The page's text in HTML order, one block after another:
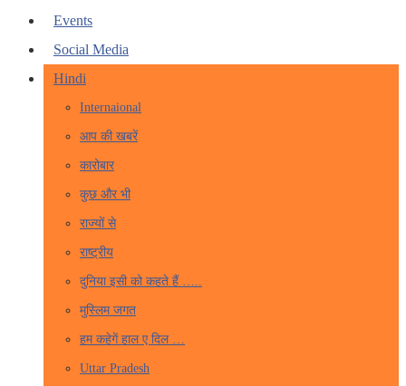
Events
Social Media
Hindi
Internaional
आप की खबरें
कारोबार
कुछ और भी
राज्यों से
राष्ट्रीय
दुनिया इसी को कहते हैं …..
मुस्लिम जगत
हम कहेगें हाल ए दिल …
Uttar Pradesh